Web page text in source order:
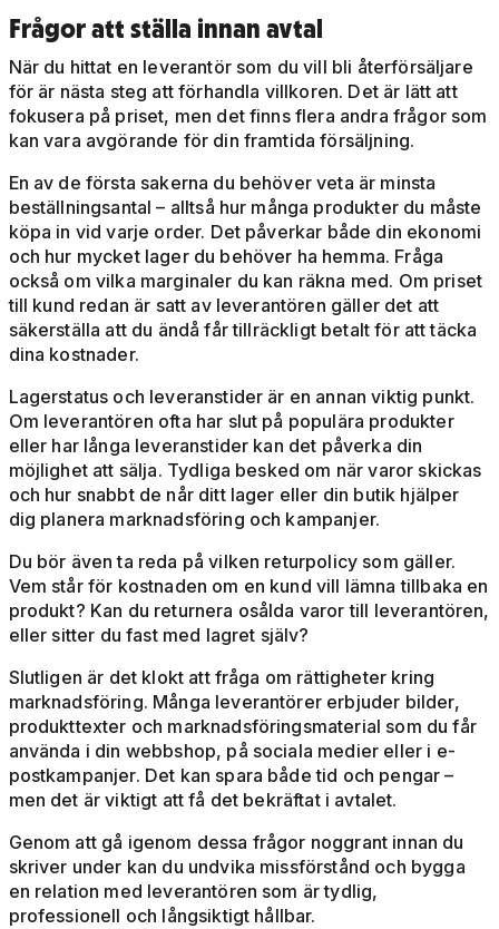
Frågor att ställa innan avtal
När du hittat en leverantör som du vill bli återförsäljare
för är nästa steg att förhandla villkoren. Det är lätt att
fokusera på priset, men det finns flera andra frågor som
kan vara avgörande för din framtida försäljning.
En av de första sakerna du behöver veta är minsta
beställningsantal – alltså hur många produkter du måste
köpa in vid varje order. Det påverkar både din ekonomi
och hur mycket lager du behöver ha hemma. Fråga
också om vilka marginaler du kan räkna med. Om priset
till kund redan är satt av leverantören gäller det att
säkerställa att du ändå får tillräckligt betalt för att täcka
dina kostnader.
Lagerstatus och leveranstider är en annan viktig punkt.
Om leverantören ofta har slut på populära produkter
eller har långa leveranstider kan det påverka din
möjlighet att sälja. Tydliga besked om när varor skickas
och hur snabbt de når ditt lager eller din butik hjälper
dig planera marknadsföring och kampanjer.
Du bör även ta reda på vilken returpolicy som gäller.
Vem står för kostnaden om en kund vill lämna tillbaka en
produkt? Kan du returnera osålda varor till leverantören,
eller sitter du fast med lagret själv?
Slutligen är det klokt att fråga om rättigheter kring
marknadsföring. Många leverantörer erbjuder bilder,
produkttexter och marknadsföringsmaterial som du får
använda i din webbshop, på sociala medier eller i e-
postkampanjer. Det kan spara både tid och pengar –
men det är viktigt att få det bekräftat i avtalet.
Genom att gå igenom dessa frågor noggrant innan du
skriver under kan du undvika missförstånd och bygga
en relation med leverantören som är tydlig,
professionell och långsiktigt hållbar.